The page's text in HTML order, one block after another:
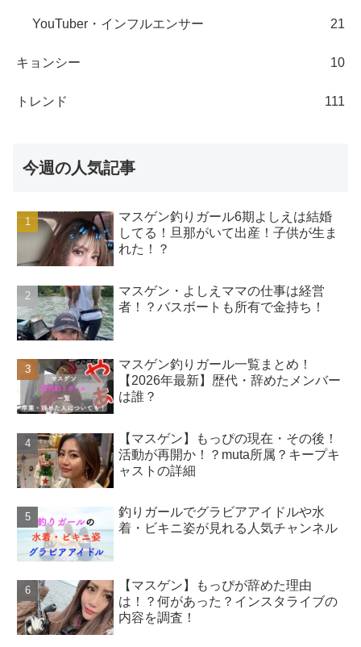
YouTuber・インフルエンサー 21
キョンシー 10
トレンド 111
今週の人気記事
マスゲン釣りガール6期よしえは結婚
してる！旦那がいて出産！子供が生ま
れた！？
マスゲン・よしえママの仕事は経営
者！？バスボートも所有で金持ち！
マスゲン釣りガール一覧まとめ！
【2026年最新】歴代・辞めたメンバー
は誰？
【マスゲン】もっぴの現在・その後！
活動が再開か！？muta所属？キープキ
ャストの詳細
釣りガールでグラビアアイドルや水
着・ビキニ姿が見れる人気チャンネル
【マスゲン】もっぴが辞めた理由
は！？何があった？インスタライブの
内容を調査！